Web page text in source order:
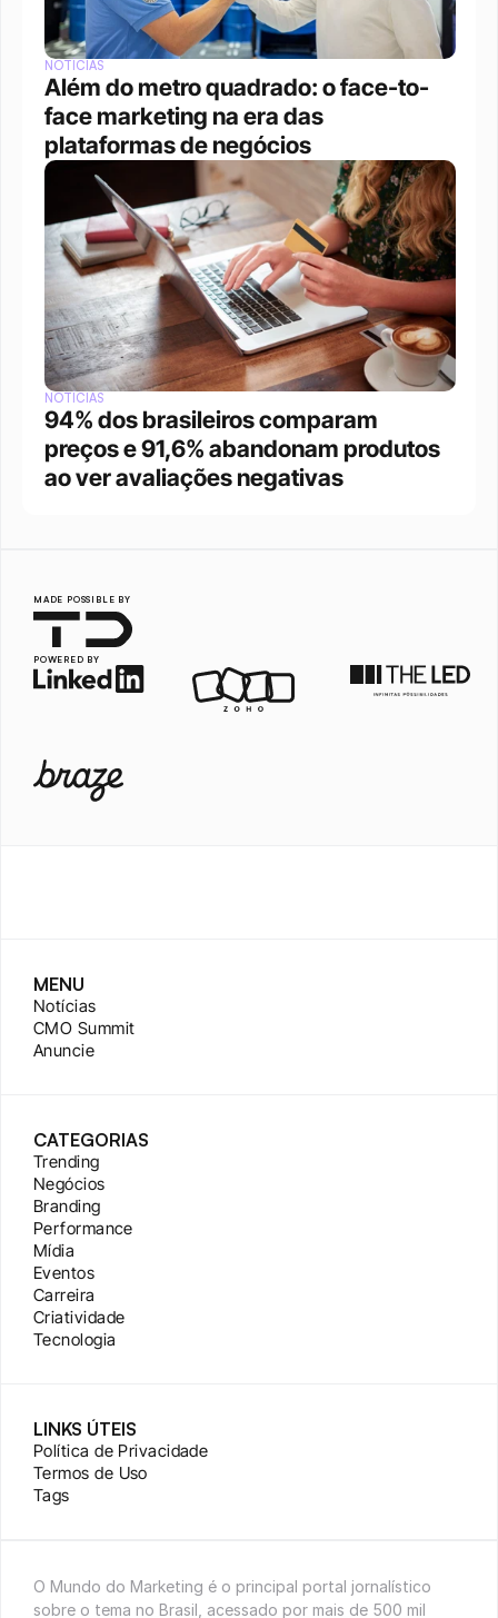
NOTÍCIAS
Além do metro quadrado: o face-to-
face marketing na era das
plataformas de negócios
NOTÍCIAS
94% dos brasileiros comparam
preços e 91,6% abandonam produtos
ao ver avaliações negativas
MADE POSSIBLE BY
POWERED BY
MENU
Notícias
CMO Summit
Anuncie
CATEGORIAS
Trending
Negócios
Branding
Performance
Mídia
Eventos
Carreira
Criatividade
Tecnologia
LINKS ÚTEIS
Política de Privacidade
Termos de Uso
Tags
O Mundo do Marketing é o principal portal jornalístico
sobre o tema no Brasil, acessado por mais de 500 mil